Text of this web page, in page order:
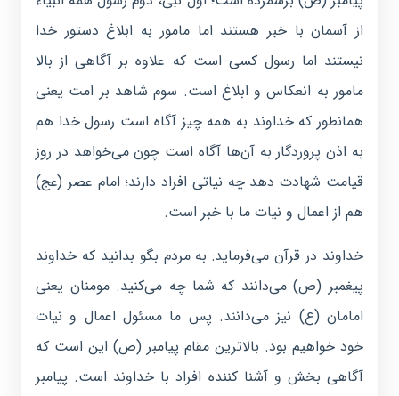
از آسمان با خبر هستند اما مامور به ابلاغ دستور خدا
نیستند اما رسول کسی است که علاوه بر آگاهی از بالا
مامور به انعکاس و ابلاغ است. سوم شاهد بر امت یعنی
همانطور که خداوند به همه چیز آگاه است رسول خدا هم
به اذن پروردگار به آن‌ها آگاه است چون می‌خواهد در روز
قیامت شهادت دهد چه نیاتی افراد دارند؛ امام عصر (عج)
هم از اعمال و نیات ما با خبر است.
خداوند در قرآن می‌فرماید: به مردم بگو بدانید که خداوند
پیغمبر (ص) می‌دانند که شما چه می‌کنید. مومنان یعنی
امامان (ع) نیز می‌دانند. پس ما مسئول اعمال و نیات
خود خواهیم بود. بالاترین مقام پیامبر (ص) این است که
آگاهی بخش و آشنا کننده افراد با خداوند است. پیامبر